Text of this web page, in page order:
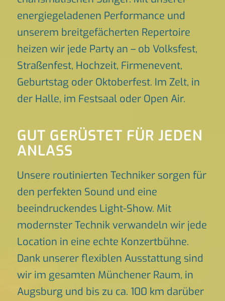
energiegeladenen Performance und
unserem breitgefächerten Repertoire
heizen wir jede Party an – ob Volksfest,
Straßenfest, Hochzeit, Firmenevent,
Geburtstag oder Oktoberfest. Im Zelt, in
der Halle, im Festsaal oder Open Air.
GUT GERÜSTET FÜR JEDEN
ANLASS
Unsere routinierten Techniker sorgen für
den perfekten Sound und eine
beeindruckendes Light-Show. Mit
modernster Technik verwandeln wir jede
Location in eine echte Konzertbühne.
Dank unserer flexiblen Ausstattung sind
wir im gesamten Münchener Raum, in
Augsburg und bis zu ca. 100 km darüber